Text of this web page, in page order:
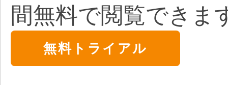
間無料で閲覧できま
無料トライアル